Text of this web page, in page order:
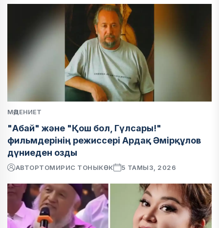
МӘДЕНИЕТ
"Абай" және "Қош бол, Гүлсары!"
фильмдерінің режиссері Ардақ Әмірқұлов
дүниеден озды
АВТОРТОМИРИС ТОНЫКӨК 5 ТАМЫЗ, 2026